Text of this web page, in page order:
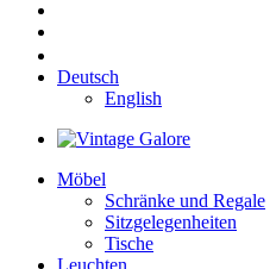
Deutsch
English
Möbel
Schränke und Regale
Sitzgelegenheiten
Tische
Leuchten